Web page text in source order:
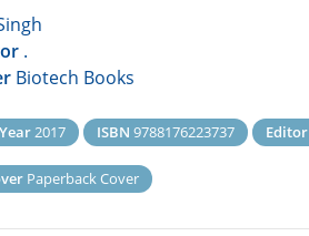
.
Biotech Books
2017 ISBN 9788176223737 Editor
Paperback Cover